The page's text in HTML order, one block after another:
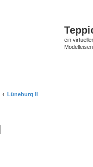
ein
Lüneburg II